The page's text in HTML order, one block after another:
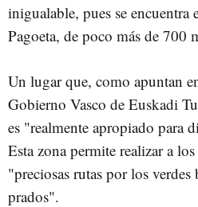
inigualable, pues se encuentra
Pagoeta, de poco más de 700
Un lugar que, como apuntan
Gobierno Vasco de Euskadi
es "realmente apropiado para
Esta zona permite realizar a
"preciosas rutas por los
prados".